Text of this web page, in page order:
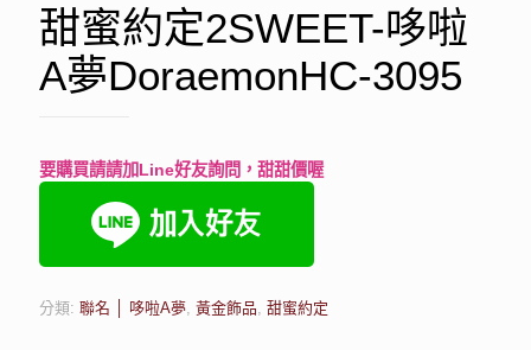
甜蜜約定2SWEET-哆啦
A夢DoraemonHC-3095
要購買請請加Line好友詢問，甜甜價喔
分類: 聯名 │ 哆啦A夢 黃金飾品 甜蜜約定